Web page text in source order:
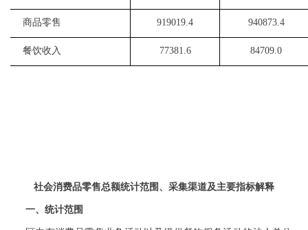
商品零售 919019.4 940873.4
餐饮收入 77381.6 84709.0
社会消费品零售总额统计范围、采集渠道及主要指标解释
一、统计范围